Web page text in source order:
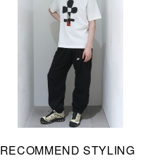
RECOMMEND STYLING